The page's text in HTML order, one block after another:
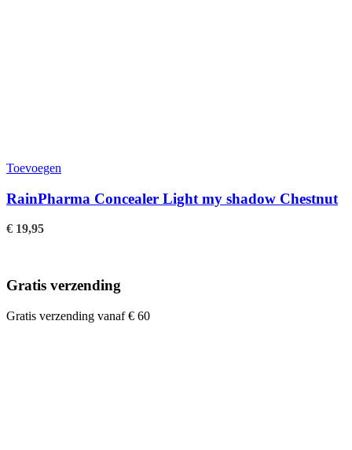
Toevoegen
RainPharma Concealer Light my shadow Chestnut
€ 19,95
Gratis verzending
Gratis verzending vanaf € 60